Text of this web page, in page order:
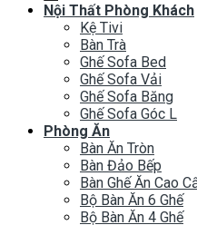
Nội Thất Phòng Khách
Kệ Tivi
Bàn Trà
Ghế Sofa Bed
Ghế Sofa Vải
Ghế Sofa Băng
Ghế Sofa Góc L
Phòng Ăn
Bàn Ăn Tròn
Bàn Đảo Bếp
Bàn Ghế Ăn Cao
Bộ Bàn Ăn 6 Ghế
Bộ Bàn Ăn 4 Ghế